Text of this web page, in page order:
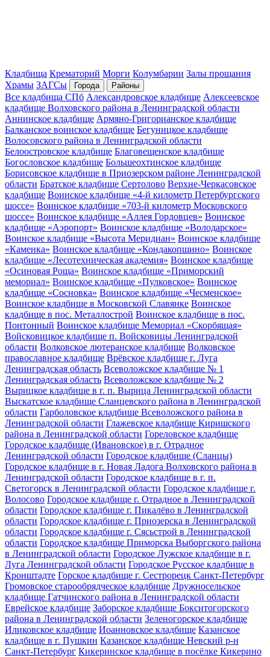
Кладбища Крематорий Морги Колумбарии Залы прощания
Храмы ЗАГСы Города Районы
Все кладбища СПб Александровское кладбище Алексеевское
кладбище Волховского района в Ленинградской области
Аннинское кладбище Армяно-Григорианское кладбище
Балканское воинское кладбище Бегуницкое кладбище
Волосовского района в Ленинградской области
Белоостровское кладбище Благовещенское кладбище
Богословское кладбище Большеохтинское кладбище
Борисовское кладбище в Приозерском районе Ленинградской
области Братское кладбище Сертолово Верхне-Черкасовское
кладбище Воинское кладбище «4-й километр Петербургского
шоссе» Воинское кладбище «703-й километр Московского
шоссе» Воинское кладбище «Аллея Гордовцев» Воинское
кладбище «Аэропорт» Воинское кладбище «Володарское»
Воинское кладбище «Высота Меридиан» Воинское кладбище
«Каменка» Воинское кладбище «Кондакопшино» Воинское
кладбище «Лесотехническая академия» Воинское кладбище
«Осиновая Роща» Воинское кладбище «Приморский
мемориал» Воинское кладбище «Пулковское» Воинское
кладбище «Сосновка» Воинское кладбище «Чесменское»
Воинское кладбище в Московской Славянке Воинское
кладбище в пос. Металлострой Воинское кладбище в пос.
Понтонный Воинское кладбище Мемориал «Скорбящая»
Войсковицкое кладбище п. Войсковицы Ленинградской
области Волковское лютеранское кладбище Волковское
православное кладбище Врёвское кладбище г. Луга
Ленинградская область Всеволожское кладбище № 1
Ленинградская область Всеволожское кладбище № 2
Вырицкое кладбище в г. п. Вырица Ленинградской области
Выскатское кладбище Сланцевского района в Ленинградской
области Гарболовское кладбище Всеволожского района в
Ленинградской области Глажевское кладбище Киришского
района в Ленинградской области Гореловское кладбище
Городское кладбище (Ивановское) в г. Отрадное
Ленинградской области Городское кладбище (Сланцы)
Городское кладбище в г. Новая Ладога Волховского района в
Ленинградской области Городское кладбище в г. п.
Светогорск в Ленинградской области Городское кладбище г.
Волосово Городское кладбище г. Отрадное в Ленинградской
области Городское кладбище г. Пикалёво в Ленинградской
области Городское кладбище г. Приозерска в Ленинградской
области Городское кладбище г. Сясьстрой в Ленинградской
области Городское кладбище Приморска Выборгского района
в Ленинградской области Городское Лужское кладбище в г.
Луга Ленинградской области Городское Русское кладбище в
Кронштадте Горское кладбище г. Сестрорецк Санкт-Петербург
Громовское старообрядческое кладбище Дружносельское
кладбище Гатчинского района в Ленинградской области
Еврейское кладбище Заборское кладбище Бокситогорского
района в Ленинградской области Зеленогорское кладбище
Иликовское кладбище Иоанновское кладбище Казанское
кладбище в г. Пушкин Казанское кладбище Невский р-н
Санкт-Петербург Кикеринское кладбище в посёлке Кикерино